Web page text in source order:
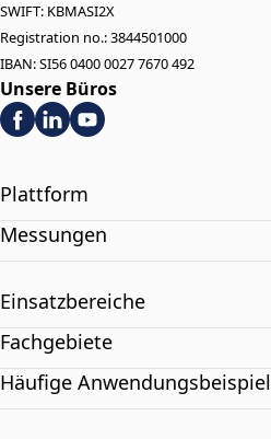
SWIFT: KBMASI2X
Registration no.: 3844501000
IBAN: SI56 0400 0027 7670 492
Unsere Büros
Plattform
Messungen
Einsatzbereiche
Fachgebiete
Häufige